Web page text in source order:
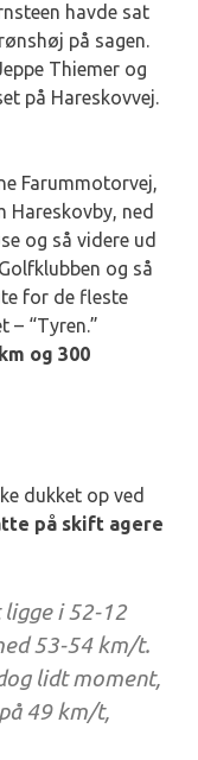
havde sat
på sagen.
Thiemer og
på Hareskovvej.
Farummotorvej,
Hareskovby, ned
og så videre ud
og så
for de fleste
– “Tyren.”
og 300
dukket op ved
på skift agere
i 52-12
53-54 km/t.
lidt moment,
49 km/t,